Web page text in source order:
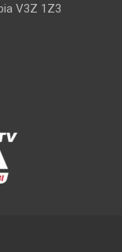
V3Z 1Z3